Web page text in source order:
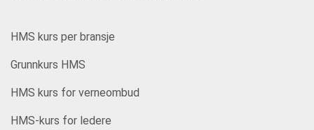
HMS kurs per bransje
Grunnkurs HMS
HMS kurs for verneombud
HMS-kurs for ledere